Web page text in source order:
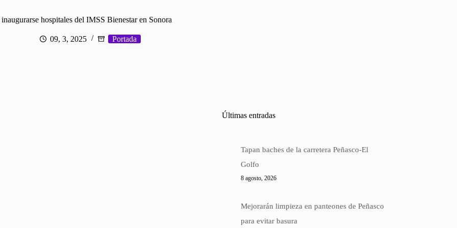
hospitales del IMSS Bienestar en Sonora
09, 3, 2025 Portada
Últimas entradas
Tapan baches de la carretera Peñasco-El
Golfo
8 agosto, 2026
Mejorarán limpieza en panteones de Peñasco
para evitar basura